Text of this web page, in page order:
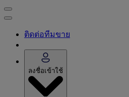
ติดต่อทีมขาย
ลงชื่อเข้าใช้